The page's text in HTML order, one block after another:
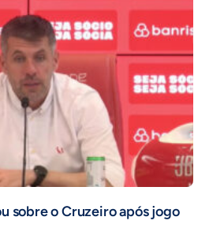
sobre o Cruzeiro após jogo